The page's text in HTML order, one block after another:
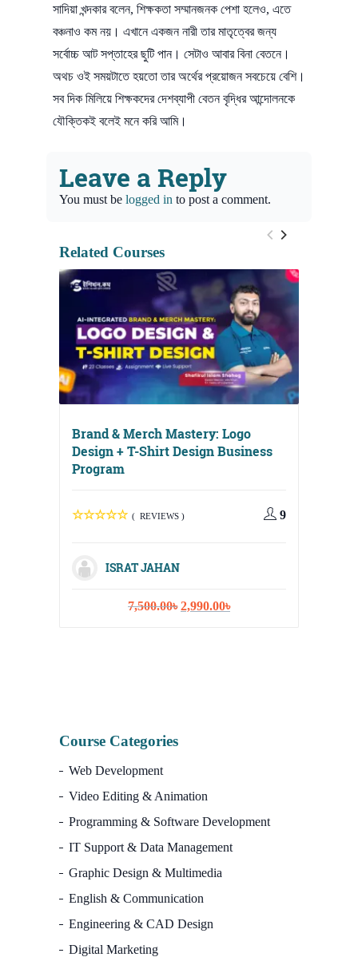
সাদিয়া খন্দকার বলেন, শিক্ষকতা সম্মানজনক পেশা হলেও, এতে
বঞ্চনাও কম নয়। এখানে একজন নারী তার মাতৃত্বের জন্য
সর্বোচ্চ আট সপ্তাহের ছুটি পান। সেটাও আবার বিনা বেতনে।
অথচ ওই সময়টাতে হয়তো তার অর্থের প্রয়োজন সবচেয়ে বেশি।
সব দিক মিলিয়ে শিক্ষকদের দেশব্যাপী বেতন বৃদ্ধির আন্দোলনকে
যৌক্তিকই বলেই মনে করি আমি।
Leave a Reply
You must be logged in to post a comment.
Related Courses
Brand & Merch Mastery: Logo
Design + T-Shirt Design Business
Program
( REVIEWS ) 9
ISRAT JAHAN
7,500.00৳ Original
2,990.00৳Current
Course Categories
Web Development
Video Editing & Animation
Programming & Software Development
IT Support & Data Management
Graphic Design & Multimedia
English & Communication
Engineering & CAD Design
Digital Marketing